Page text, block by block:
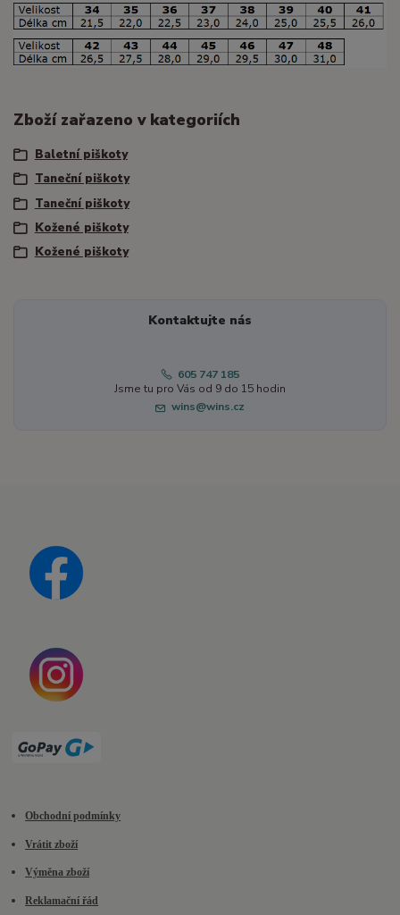
Zboží zařazeno v kategoriích
Baletní piškoty
Taneční piškoty
Taneční piškoty
Kožené piškoty
Kožené piškoty
Kontaktujte nás
605 747 185
Jsme tu pro Vás od 9 do 15 hodin
wins@wins.cz
Obchodní podmínky
Vrátit zboží
Výměna zboží
Reklamační řád